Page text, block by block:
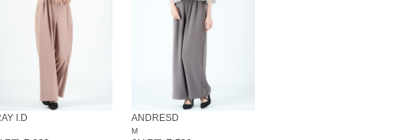
I.D ANDRESD
M